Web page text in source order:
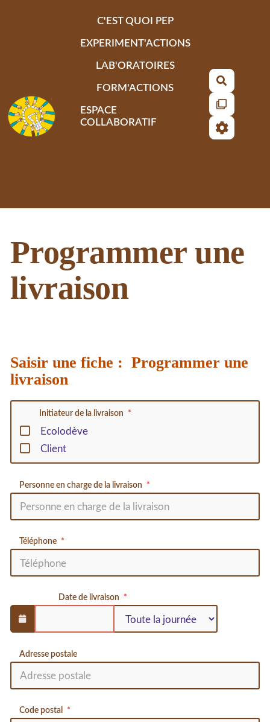
C'EST QUOI PEP
EXPERIMENT'ACTIONS
LAB'ORATOIRES
FORM'ACTIONS
ESPACE
COLLABORATIF
Programmer une
livraison
Saisir une fiche : Programmer une
livraison
Initiateur de la livraison
Ecolodève
Client
Personne en charge de la livraison
Téléphone
Date de livraison
Adresse postale
Code postal